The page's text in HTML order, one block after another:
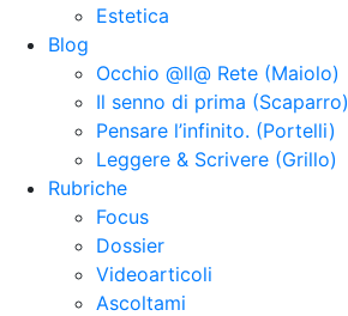
Estetica
Blog
Occhio @ll@ Rete (Maiolo)
Il senno di prima (Scaparro)
Pensare l’infinito. (Portelli)
Leggere & Scrivere (Grillo)
Rubriche
Focus
Dossier
Videoarticoli
Ascoltami